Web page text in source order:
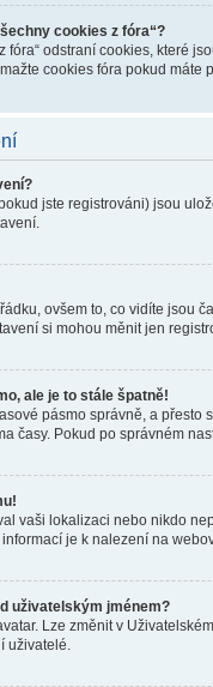
cookies z fóra“?
fóra“ odstraní cookies, které
cookies fóra pokud máte
jste registrováni) jsou
ovšem to, co vidíte jsou
si mohou měnit jen
ale je to stále špatně!
pásmo správně, a
časy. Pokud po správném
vaši lokalizaci nebo nikdo
je k nalezení na
uživatelským jménem?
Lze změnit v
uživatelé.